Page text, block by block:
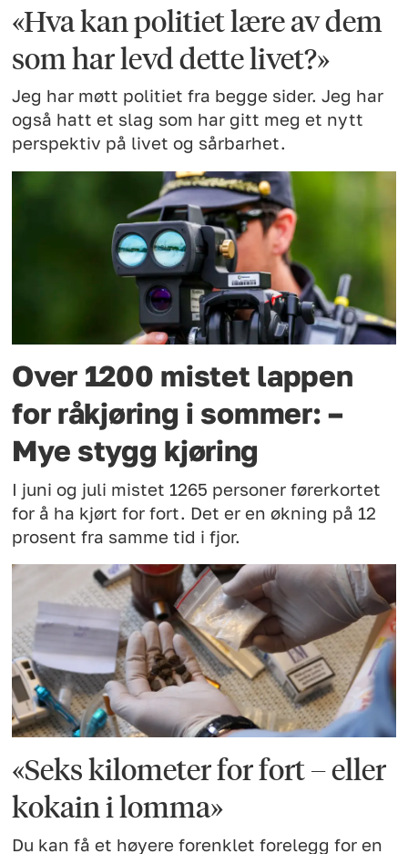
«Hva kan politiet lære av dem
som har levd dette livet?»
Jeg har møtt politiet fra begge sider. Jeg har
også hatt et slag som har gitt meg et nytt
perspektiv på livet og sårbarhet.
Over 1200 mistet lappen
for råkjøring i sommer: –
Mye stygg kjøring
I juni og juli mistet 1265 personer førerkortet
for å ha kjørt for fort. Det er en økning på 12
prosent fra samme tid i fjor.
«Seks kilometer for fort – eller
kokain i lomma»
Du kan få et høyere forenklet forelegg for en